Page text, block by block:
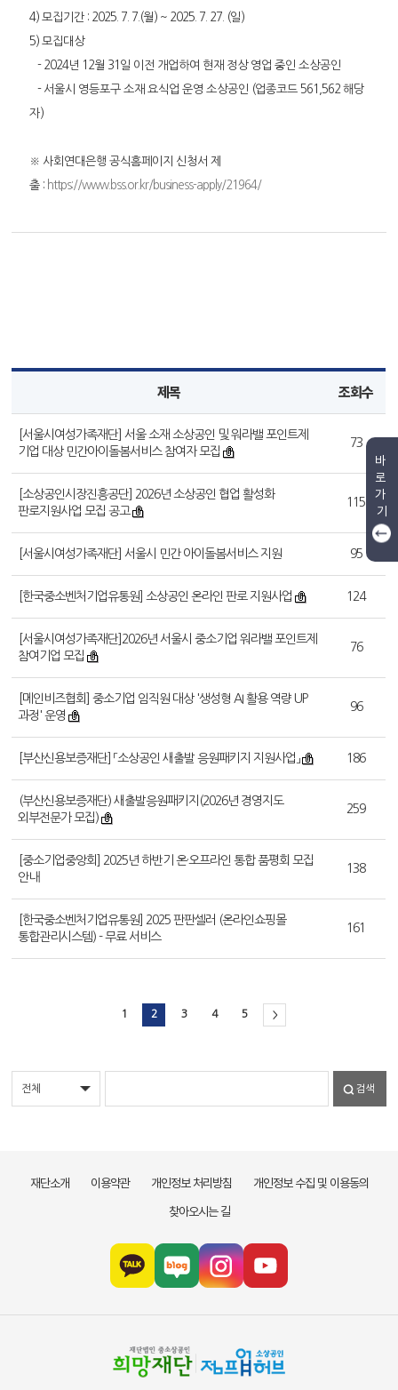
4)모집기간 : 2025. 7. 7.(월 ) ~ 2025. 7. 27. (일 )
5)모집대상
- 2024년 12월 31 일 이전 개업하여 현재 정상 영업 중인 소상공인
- 서울시 영등포구 소재 요식업 운영 소상공인 (업종코드 561,562해당
자)
※ 사회연대은행 공식홈페이지 신청서 제
출 : https://www.bss.or.kr/business-apply/21964/
제목 조회수
[서울시여성가족재단] 서울 소재 소상공인 및 워라밸 포인트제
기업 대상 민간아이돌봄서비스 참여자 모집
73
[소상공인시장진흥공단] 2026년 소상공인 협업 활성화
판로지원사업 모집 공고
115
[서울시여성가족재단] 서울시 민간 아이돌봄서비스 지원 95
[한국중소벤처기업유통원] 소상공인 온라인 판로 지원사업 124
[서울시여성가족재단]2026년 서울시 중소기업 워라밸 포인트제
참여기업 모집
76
[메인비즈협회] 중소기업 임직원 대상 '생성형 AI 활용 역량 UP
과정' 운영
96
[부산신용보증재단] 「소상공인 새출발 응원패키지 지원사업」 186
(부산신용보증재단) 새출발응원패키지(2026년 경영지도
외부전문가 모집)
259
[중소기업중앙회] 2025년 하반기 온·오프라인 통합 품평회 모집
안내
138
[한국중소벤처기업유통원] 2025 판판셀러 (온라인쇼핑몰
통합관리시스템) - 무료 서비스
161
1 2 3 4 5 >
검색
재단소개 이용약관 개인정보 처리방침
개인정보 수집 및 이용동의
찾아오시는 길
바
로
가
기